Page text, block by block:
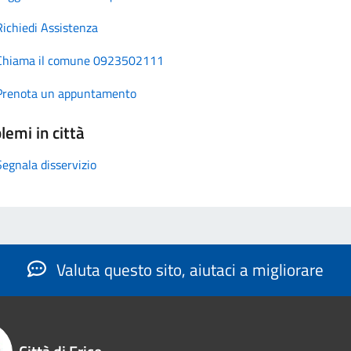
Assistenza
il comune 0923502111
un appuntamento
in città
disservizio
Valuta questo sito, aiutaci a migliorare